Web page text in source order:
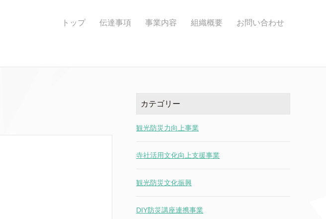
トップ 伝達事項 事業内容 組織概要 お問い合わせ
カテゴリー
観光防災力向上事業
寺社活用文化向上支援事業
観光防災文化振興
DIY防災講座連携事業